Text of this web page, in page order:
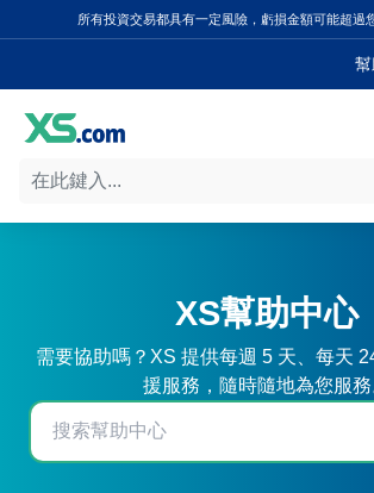
所有投資交易都具有一定風險，虧損金額可能超過
XS幫助中心
需要協助嗎？XS 提供每週 5 天、每天
援服務，隨時隨地為您服務